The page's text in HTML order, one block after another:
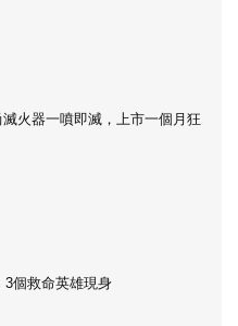
火器一噴即滅，上市一個月狂
3個救命英雄現身